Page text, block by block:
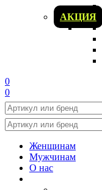
АКЦИЯ
0
0
Женщинам
Мужчинам
О нас